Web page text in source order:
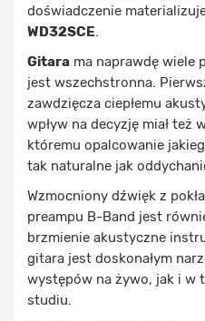
doświadczenie
WD32SCE.
Gitara ma naprawdę wiele
jest wszechstronna.
zawdzięcza ciepłemu
wpływ na decyzję miał
któremu opalcowanie
tak naturalne jak
Wzmocniony dźwięk z
preampu B-Band jest
brzmienie akustyczne
gitara jest doskonałym
występów na żywo, jak i w
studiu.